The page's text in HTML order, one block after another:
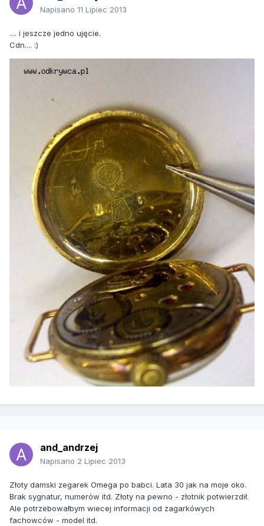
Napisano 11 Lipiec 2013
.... i jeszcze jedno ujęcie.
Cdn.... :)
and_andrzej
Napisano 2 Lipiec 2013
Złoty damski zegarek Omega po babci. Lata 30 jak na moje oko.
Brak sygnatur, numerów itd. Złoty na pewno - złotnik potwierzdił.
Ale potrzebowałbym wiecej informacji od zagarkówych
fachowców - model itd.